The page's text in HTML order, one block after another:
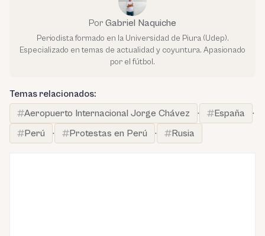
Por Gabriel Naquiche
Periodista formado en la Universidad de Piura (Udep).
Especializado en temas de actualidad y coyuntura. Apasionado
por el fútbol.
Temas relacionados:
Aeropuerto Internacional Jorge Chávez
· España
·
Perú
· Protestas en Perú · Rusia